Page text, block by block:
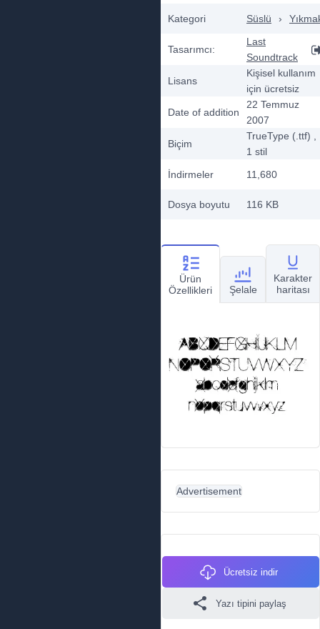
Kategori Süslü ›
Tasarımcı:
Last
Soundtrack
Lisans
Kişisel kullanım
için ücretsiz
Date of addition
22 Temmuz
2007
Biçim
TrueType (.ttf)
1 stil
İndirmeler
11,680
Dosya boyutu 116 KB
Ürün
Özellikleri
Şelale
Karakter
haritası
Advertisement
Ücretsiz indir
Yazı tipini paylaş